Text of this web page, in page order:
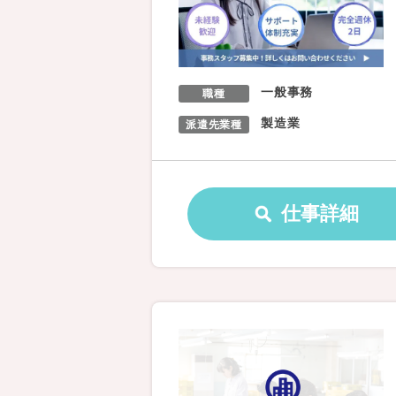
職種 一般事務
派遣先業種 製造業
仕事詳細